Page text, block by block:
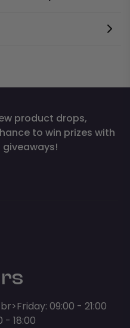
product drops,
to win prizes with
09:00 - 21:00
- 18:00